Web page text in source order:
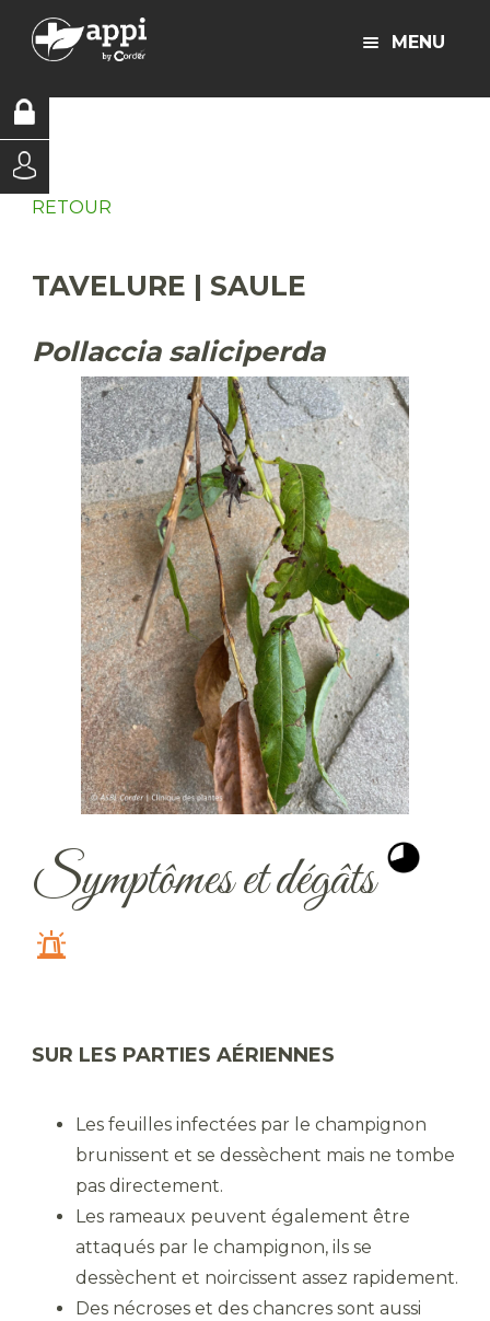
MENU
RETOUR
TAVELURE | SAULE
Pollaccia saliciperda
Symptômes et dégâts
SUR LES PARTIES AÉRIENNES
Les feuilles infectées par le champignon
brunissent et se dessèchent mais ne tombe
pas directement.
Les rameaux peuvent également être
attaqués par le champignon, ils se
dessèchent et noircissent assez rapidement.
Des nécroses et des chancres sont aussi